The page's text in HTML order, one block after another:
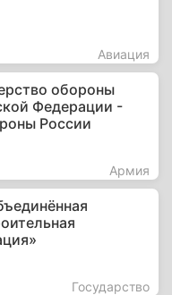
Авиация
обороны
Федерации -
России
Армия
Государство